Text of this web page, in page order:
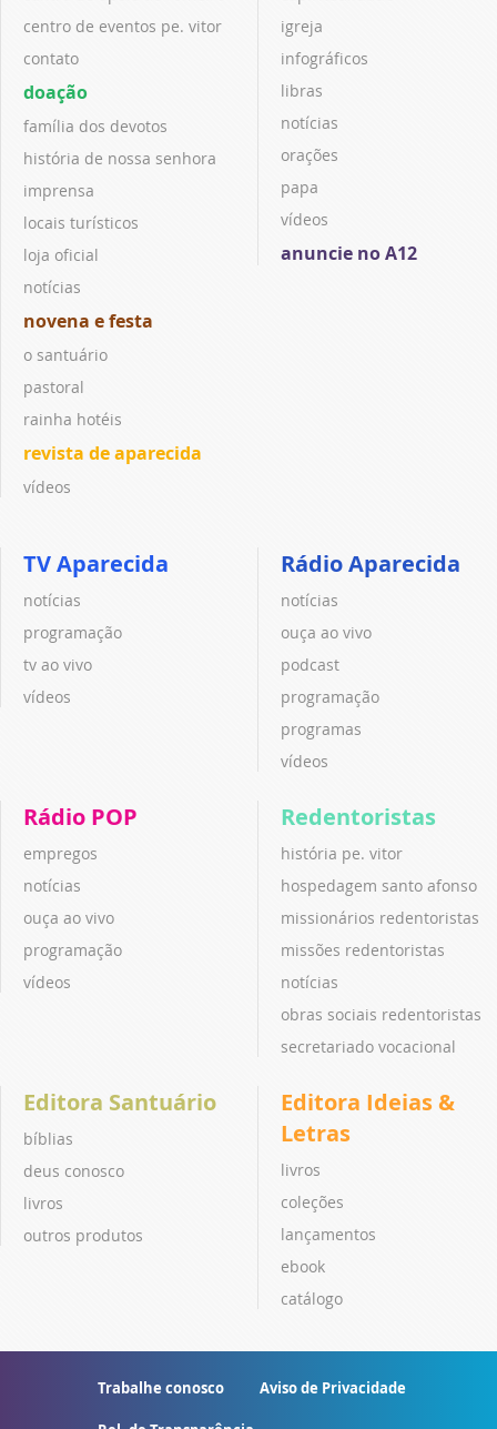
centro de eventos pe. vitor
contato
doação
família dos devotos
história de nossa senhora
imprensa
locais turísticos
loja oficial
notícias
novena e festa
o santuário
pastoral
rainha hotéis
revista de aparecida
vídeos
igreja
infográficos
libras
notícias
orações
papa
vídeos
anuncie no A12
TV Aparecida
notícias
programação
tv ao vivo
vídeos
Rádio Aparecida
notícias
ouça ao vivo
podcast
programação
programas
vídeos
Rádio POP
empregos
notícias
ouça ao vivo
programação
vídeos
Redentoristas
história pe. vitor
hospedagem santo afonso
missionários redentoristas
missões redentoristas
notícias
obras sociais redentoristas
secretariado vocacional
Editora Santuário
bíblias
deus conosco
livros
outros produtos
Editora Ideias &
Letras
livros
coleções
lançamentos
ebook
catálogo
Trabalhe conosco Aviso de Privacidade